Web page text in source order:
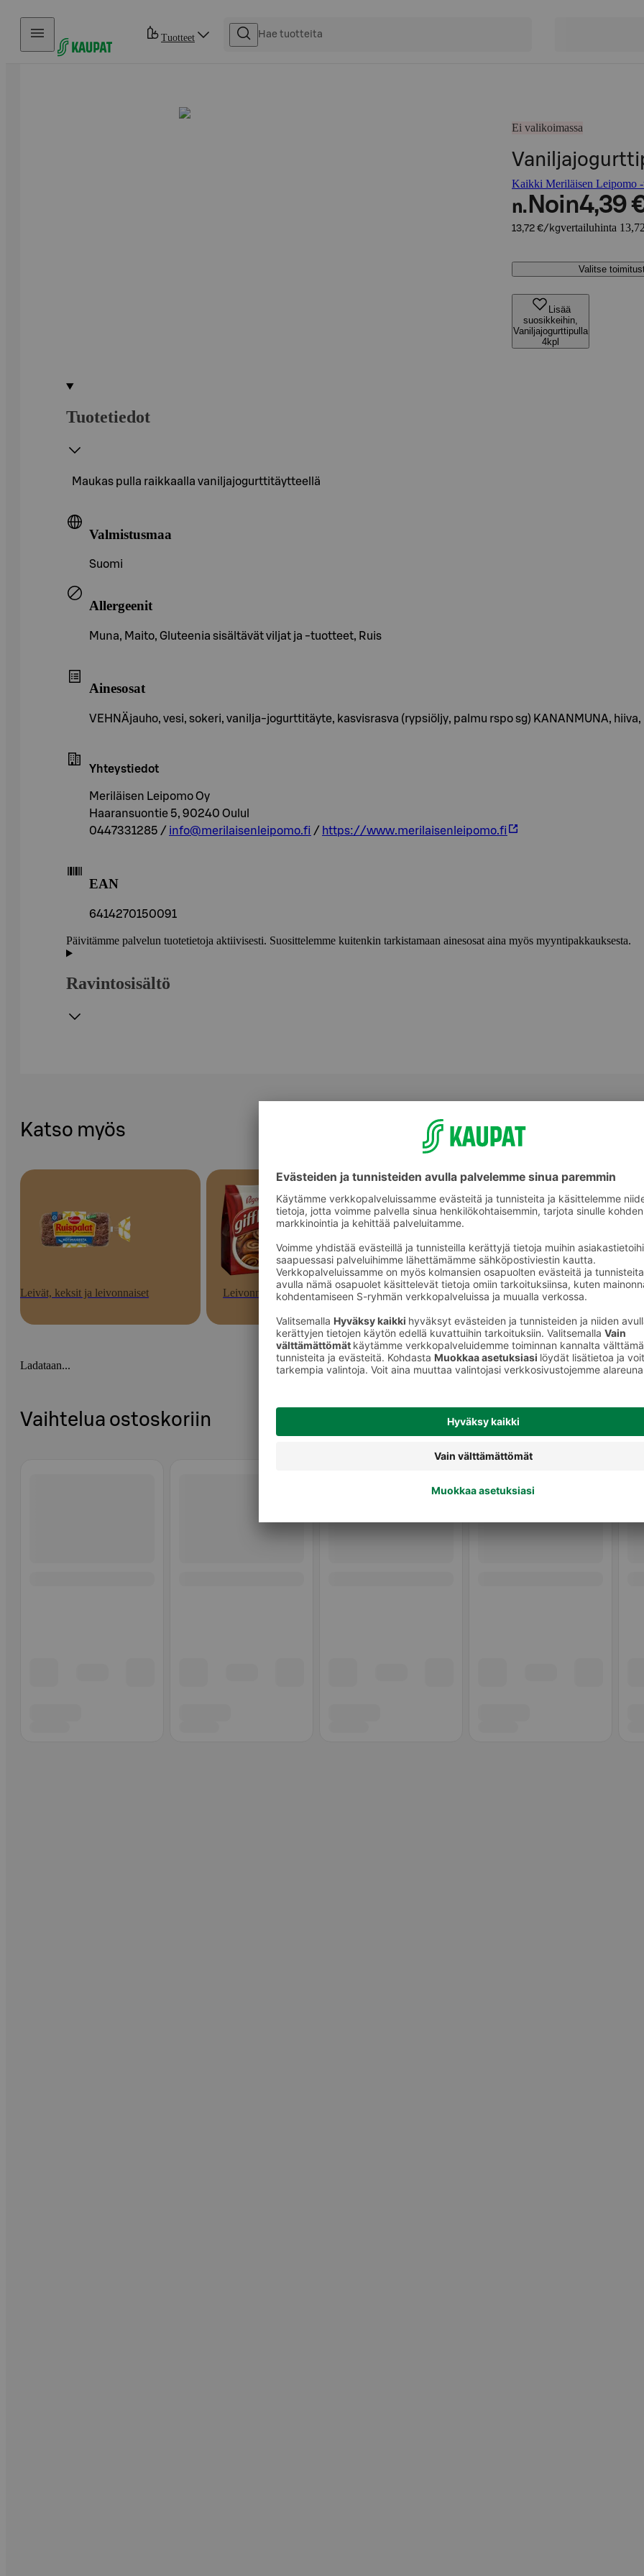
Hyppää sisältöön
Tuotteet
Ei valikoimassa
Kaikki Meriläisen Leipomo -
n. Noin4,39
13,72 €/kgvertailuhinta
Valitse
Lisää
suosikkeihin,
Vaniljajogurttipulla
4kpl
Tuotetiedot
Maukas pulla raikkaalla vaniljajogurttitäytteellä
Valmistusmaa
Suomi
Allergeenit
Muna, Maito, Gluteenia sisältävät viljat ja -tuotteet, Ruis
Ainesosat
VEHNÄjauho, vesi, sokeri, vanilja-jogurttitäyte, kasvisrasva (rypsiöljy, palmu rspo sg) KANANMUNA,
Yhteystiedot
Meriläisen Leipomo Oy
Haaransuontie 5, 90240 Oulul
0447331285 / info@merilaisenleipomo.fi / https://www.merilaisenleipomo.fi
EAN
6414270150091
Päivitämme palvelun tuotetietoja aktiivisesti. Suosittelemme kuitenkin tarkistamaan ainesosat aina myös myyntipakkauksesta.
Ravintosisältö
Katso myös
Leivät, keksit ja leivonnaiset Leivonnaiset Pullat
Ladataan...
Vaihtelua ostoskoriin